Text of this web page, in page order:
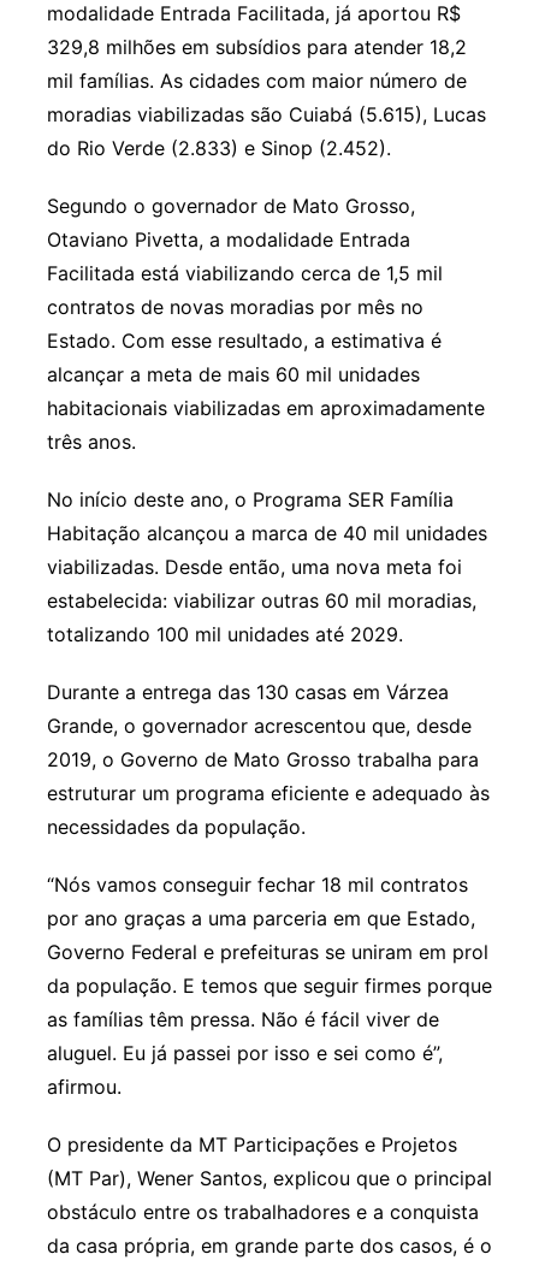
modalidade Entrada Facilitada, já aportou R$
329,8 milhões em subsídios para atender 18,2
mil famílias. As cidades com maior número de
moradias viabilizadas são Cuiabá (5.615), Lucas
do Rio Verde (2.833) e Sinop (2.452).
Segundo o governador de Mato Grosso,
Otaviano Pivetta, a modalidade Entrada
Facilitada está viabilizando cerca de 1,5 mil
contratos de novas moradias por mês no
Estado. Com esse resultado, a estimativa é
alcançar a meta de mais 60 mil unidades
habitacionais viabilizadas em aproximadamente
três anos.
No início deste ano, o Programa SER Família
Habitação alcançou a marca de 40 mil unidades
viabilizadas. Desde então, uma nova meta foi
estabelecida: viabilizar outras 60 mil moradias,
totalizando 100 mil unidades até 2029.
Durante a entrega das 130 casas em Várzea
Grande, o governador acrescentou que, desde
2019, o Governo de Mato Grosso trabalha para
estruturar um programa eficiente e adequado às
necessidades da população.
“Nós vamos conseguir fechar 18 mil contratos
por ano graças a uma parceria em que Estado,
Governo Federal e prefeituras se uniram em prol
da população. E temos que seguir firmes porque
as famílias têm pressa. Não é fácil viver de
aluguel. Eu já passei por isso e sei como é”,
afirmou.
O presidente da MT Participações e Projetos
(MT Par), Wener Santos, explicou que o principal
obstáculo entre os trabalhadores e a conquista
da casa própria, em grande parte dos casos, é o